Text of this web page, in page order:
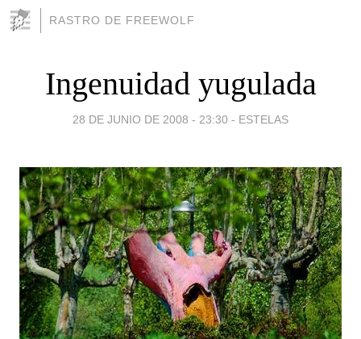
RASTRO DE FREEWOLF
Ingenuidad yugulada
28 DE JUNIO DE 2008 - 23:30 - ESTELAS